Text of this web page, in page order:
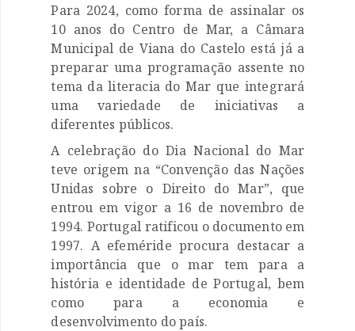
Para 2024, como forma de assinalar os
10 anos do Centro de Mar, a Câmara
Municipal de Viana do Castelo está já a
preparar uma programação assente no
tema da literacia do Mar que integrará
uma variedade de iniciativas a
diferentes públicos.
A celebração do Dia Nacional do Mar
teve origem na “Convenção das Nações
Unidas sobre o Direito do Mar”, que
entrou em vigor a 16 de novembro de
1994. Portugal ratificou o documento em
1997. A efeméride procura destacar a
importância que o mar tem para a
história e identidade de Portugal, bem
como para a economia e
desenvolvimento do país.